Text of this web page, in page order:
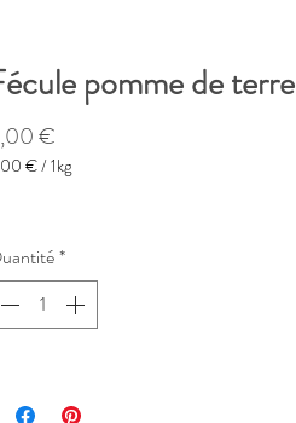
pomme de terre
€
€/1kg
*